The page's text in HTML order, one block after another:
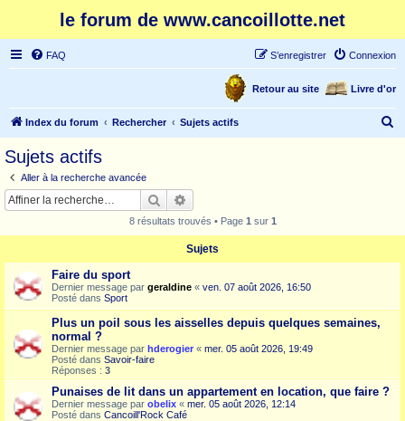
le forum de www.cancoillotte.net
FAQ Connexion
S’enregistrer
Livre d'or
Retour au site
Index du forum Rechercher Sujets actifs
Sujets actifs
Aller à la recherche avancée
Rechercher
8 résultats trouvés • Page 1 sur 1
Sujets
Faire du sport
Dernier message par geraldine « ven. 07 août 2026, 16:50
Posté dans Sport
Plus un poil sous les aisselles depuis quelques semaines,
normal ?
Dernier message par hderogier « mer. 05 août 2026, 19:49
Posté dans Savoir-faire
Réponses : 3
Punaises de lit dans un appartement en location, que faire ?
Dernier message par obelix « mer. 05 août 2026, 12:14
Posté dans Cancoill'Rock Café